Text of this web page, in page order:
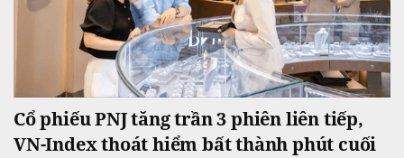
Cổ phiếu PNJ tăng trần 3 phiên liên tiếp,
VN-Index thoát hiểm bất thành phút cuối